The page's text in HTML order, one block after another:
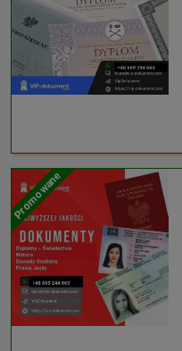
Promowane